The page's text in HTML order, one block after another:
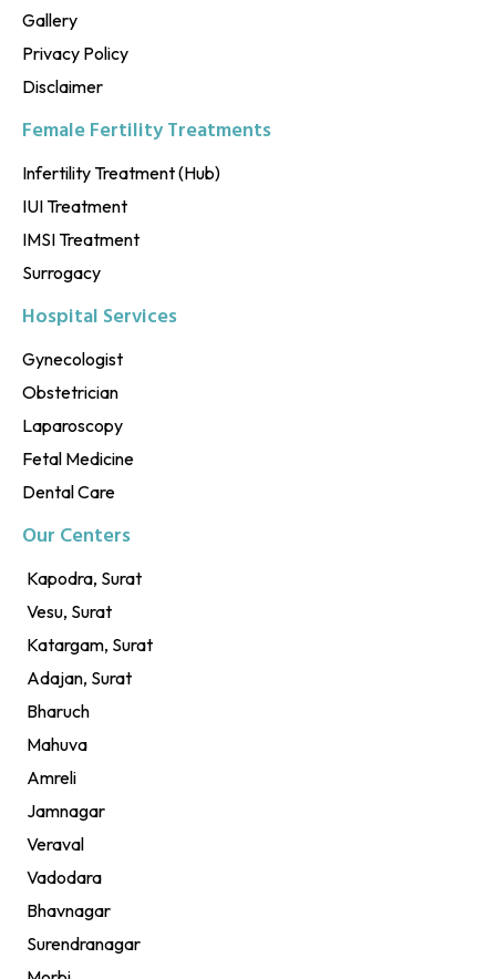
Gallery
Privacy Policy
Disclaimer
Female Fertility Treatments
Infertility Treatment (Hub)
IUI Treatment
IMSI Treatment
Surrogacy
Hospital Services
Gynecologist
Obstetrician
Laparoscopy
Fetal Medicine
Dental Care
Our Centers
Kapodra, Surat
Vesu, Surat
Katargam, Surat
Adajan, Surat
Bharuch
Mahuva
Amreli
Jamnagar
Veraval
Vadodara
Bhavnagar
Surendranagar